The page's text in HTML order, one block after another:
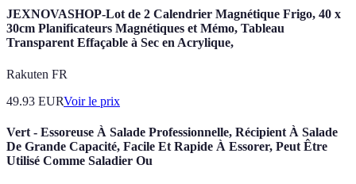
JEXNOVASHOP-Lot de 2 Calendrier Magnétique Frigo, 40 x
30cm Planificateurs Magnétiques et Mémo, Tableau
Transparent Effaçable à Sec en Acrylique,
Rakuten FR
49.93 EURVoir le prix
Vert - Essoreuse À Salade Professionnelle, Récipient À Salade
De Grande Capacité, Facile Et Rapide À Essorer, Peut Être
Utilisé Comme Saladier Ou